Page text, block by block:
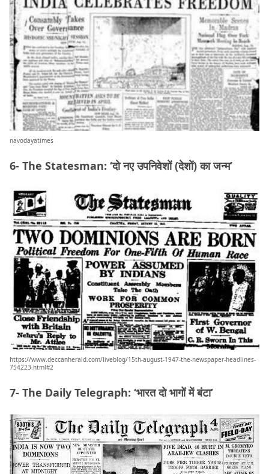
navodayatimes
6- The Statesman: ‘दो नए उपनिवेशों (देशों) का जन्म’
https://www.deccanherald.com/liveblog/15th-august-1947-the-newspaper-headlines-
754223.html#2
7- The Daily Telegraph: ‘भारत दो भागों में बंटा’